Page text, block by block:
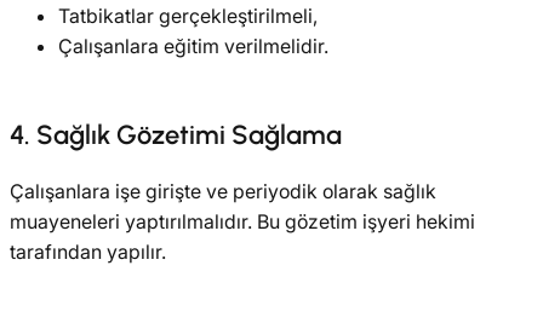
Tatbikatlar gerçekleştirilmeli,
Çalışanlara eğitim verilmelidir.
4. Sağlık Gözetimi Sağlama
Çalışanlara işe girişte ve periyodik olarak sağlık
muayeneleri yaptırılmalıdır. Bu gözetim işyeri hekimi
tarafından yapılır.